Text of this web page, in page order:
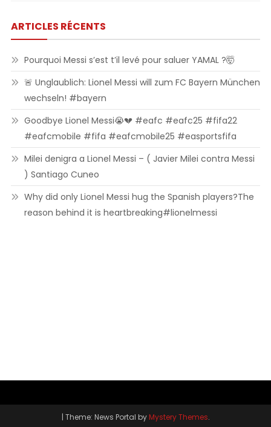
ARTICLES RÉCENTS
Pourquoi Messi s’est t’il levé pour saluer YAMAL ?🤯
🚨 Unglaublich: Lionel Messi will zum FC Bayern München
wechseln! #bayern
Goodbye Lionel Messi😭💔 #eafc #eafc25 #fifa22
#eafcmobile #fifa #eafcmobile25 #easportsfifa
Milei denigra a Lionel Messi – ( Javier Milei contra Messi
) Santiago Cuneo
Why did only Lionel Messi hug the Spanish players?The
reason behind it is heartbreaking#lionelmessi
| Theme: News Portal byMystery Themes.